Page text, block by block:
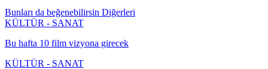
Bunları da beğenebilirsin Diğerleri
KÜLTÜR - SANAT
Bu hafta 10 film vizyona girecek
KÜLTÜR - SANAT